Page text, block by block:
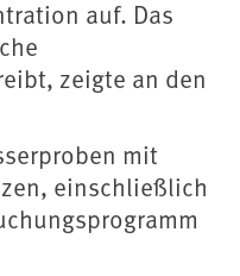
auf. Das
zeigte an den
mit
einschließlich